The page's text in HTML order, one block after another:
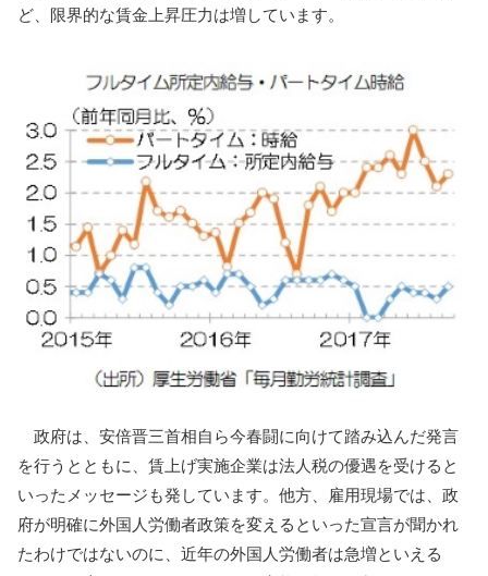
ど、限界的な賃金上昇圧力は増しています。
政府は、安倍晋三首相自ら今春闘に向けて踏み込んだ発言
を行うとともに、賃上げ実施企業は法人税の優遇を受けると
いったメッセージも発しています。他方、雇用現場では、政
府が明確に外国人労働者政策を変えるといった宣言が聞かれ
たわけではないのに、近年の外国人労働者は急増といえる